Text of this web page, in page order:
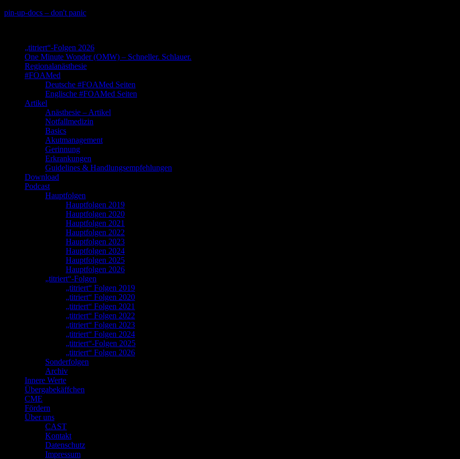
Skip
pin-up-docs – don't panic
„titriert“-Folgen 2026
One Minute Wonder (OMW) – Schneller. Schlauer.
Regionalanästhesie
#FOAMed
Deutsche #FOAMed Seiten
Englische #FOAMed Seiten
Artikel
Anästhesie – Artikel
Notfallmedizin
Basics
Akutmanagement
Gerinnung
Erkrankungen
Guidelines & Handlungsempfehlungen
Download
Podcast
Hauptfolgen
Hauptfolgen 2019
Hauptfolgen 2020
Hauptfolgen 2021
Hauptfolgen 2022
Hauptfolgen 2023
Hauptfolgen 2024
Hauptfolgen 2025
Hauptfolgen 2026
„titriert“-Folgen
„titriert“ Folgen 2019
„titriert“ Folgen 2020
„titriert“ Folgen 2021
„titriert“ Folgen 2022
„titriert“ Folgen 2023
„titriert“ Folgen 2024
„titriert“-Folgen 2025
„titriert“ Folgen 2026
Sonderfolgen
Archiv
Innere Werte
Übergabekäffchen
CME
Fördern
Über uns
CAST
Kontakt
Datenschutz
Impressum